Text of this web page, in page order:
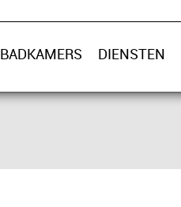
BADKAMERS DIENSTEN